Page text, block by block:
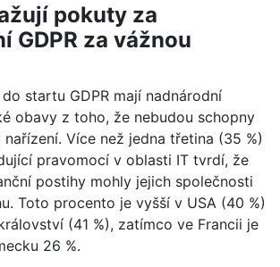
pokuty za
GDPR za vážnou
startu GDPR mají nadnárodní
obavy z toho, že nebudou schopny
Více než jedna třetina (35 %)
pravomocí v oblasti IT tvrdí, že
postihy mohly jejich společnosti
Toto procento je vyšší v USA (40 %)
(41 %), zatímco ve Francii je
26 %.